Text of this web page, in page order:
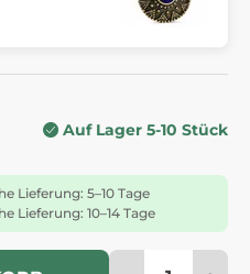
Auf Lager 5-10 Stück
Lieferung: 5–10 Tage
Lieferung: 10–14 Tage